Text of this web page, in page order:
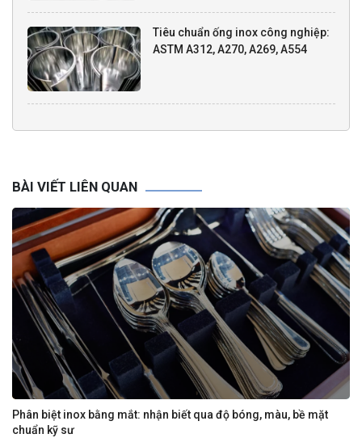
Tiêu chuẩn ống inox công nghiệp:
ASTM A312, A270, A269, A554
BÀI VIẾT LIÊN QUAN
Phân biệt inox bằng mắt: nhận biết qua độ bóng, màu, bề mặt
chuẩn kỹ sư